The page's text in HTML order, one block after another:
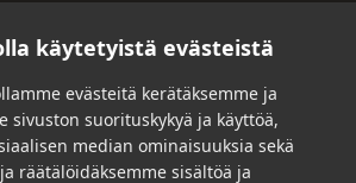
käytetyistä evästeistä
evästeitä kerätäksemme ja
sivuston suorituskykyä ja käyttöä,
median ominaisuuksia sekä
räätälöidäksemme sisältöä ja